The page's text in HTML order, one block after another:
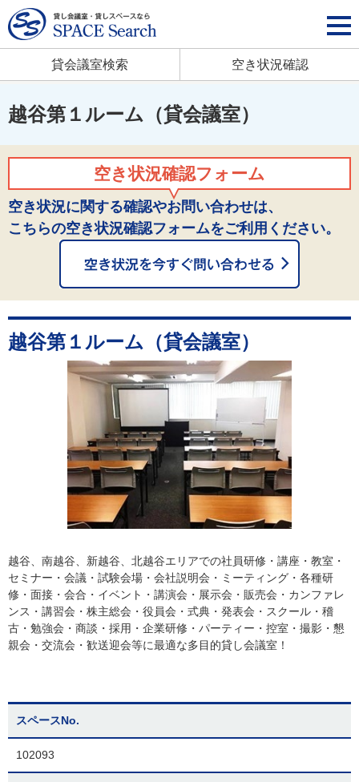
貸会議室検索 空き状況確認
越谷第１ルーム（貸会議室）
空き状況確認フォーム
空き状況に関する確認やお問い合わせは、
こちらの空き状況確認フォームをご利用ください。
越谷第１ルーム（貸会議室）
越谷、南越谷、新越谷、北越谷エリアでの社員研修・講座・教室・
セミナー・会議・試験会場・会社説明会・ミーティング・各種研
修・面接・会合・イベント・講演会・展示会・販売会・カンファレ
ンス・講習会・株主総会・役員会・式典・発表会・スクール・稽
古・勉強会・商談・採用・企業研修・パーティー・控室・撮影・懇
親会・交流会・歓送迎会等に最適な多目的貸し会議室！
スペースNo.
102093